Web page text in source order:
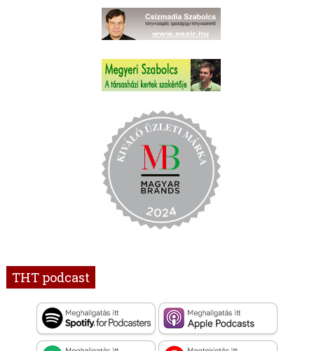
THT podcast